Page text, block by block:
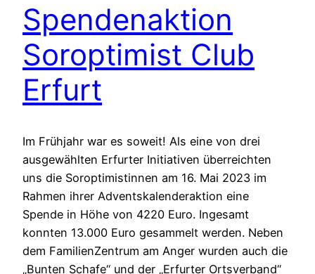
Spendenaktion
Soroptimist Club
Erfurt
Im Frühjahr war es soweit! Als eine von drei
ausgewählten Erfurter Initiativen überreichten
uns die Soroptimistinnen am 16. Mai 2023 im
Rahmen ihrer Adventskalenderaktion eine
Spende in Höhe von 4220 Euro. Ingesamt
konnten 13.000 Euro gesammelt werden. Neben
dem FamilienZentrum am Anger wurden auch die
„Bunten Schafe“ und der „Erfurter Ortsverband“